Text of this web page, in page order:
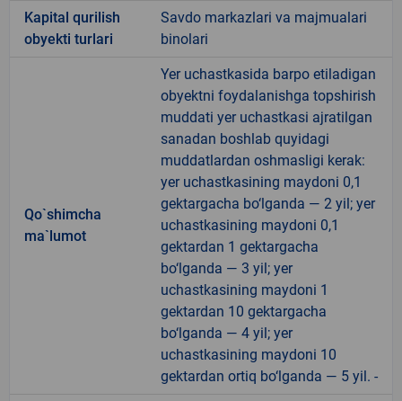
Kapital qurilish
obyekti turlari
Savdo markazlari va majmualari
binolari
Qo`shimcha
ma`lumot
Yer uchastkasida barpo etiladigan
obyektni foydalanishga topshirish
muddati yer uchastkasi ajratilgan
sanadan boshlab quyidagi
muddatlardan oshmasligi kerak:
yer uchastkasining maydoni 0,1
gektargacha bo‘lganda — 2 yil; yer
uchastkasining maydoni 0,1
gektardan 1 gektargacha
bo‘lganda — 3 yil; yer
uchastkasining maydoni 1
gektardan 10 gektargacha
bo‘lganda — 4 yil; yer
uchastkasining maydoni 10
gektardan ortiq bo‘lganda — 5 yil. -